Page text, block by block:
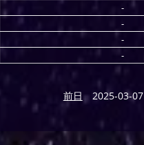
-
-
-
-
前日 2025-03-07